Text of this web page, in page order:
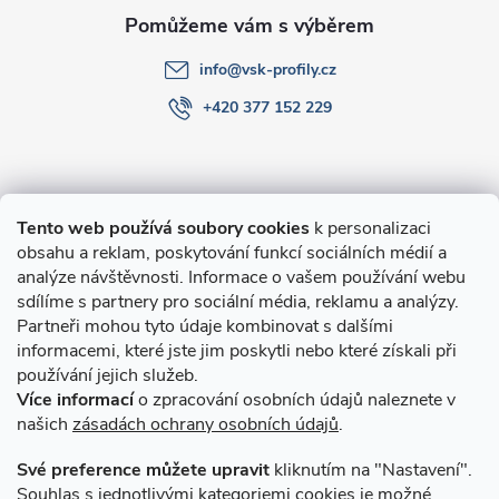
Tento web používá soubory cookies k personalizaci
obsahu a reklam, poskytování funkcí sociálních médií a
analýze návštěvnosti. Informace o vašem používání webu
sdílíme s partnery pro sociální média, reklamu a analýzy.
Partneři mohou tyto údaje kombinovat s dalšími
informacemi, které jste jim poskytli nebo které získali při
používání jejich služeb.
Více informacío zpracování osobních údajů naleznete v
našich zásadách ochrany osobních údajů.
Své preference můžete upravit kliknutím na "Nastavení".
O nákupu
Novinky v programu Alusic
Archiv
info@vsk-profily.cz
+420 377 152 229